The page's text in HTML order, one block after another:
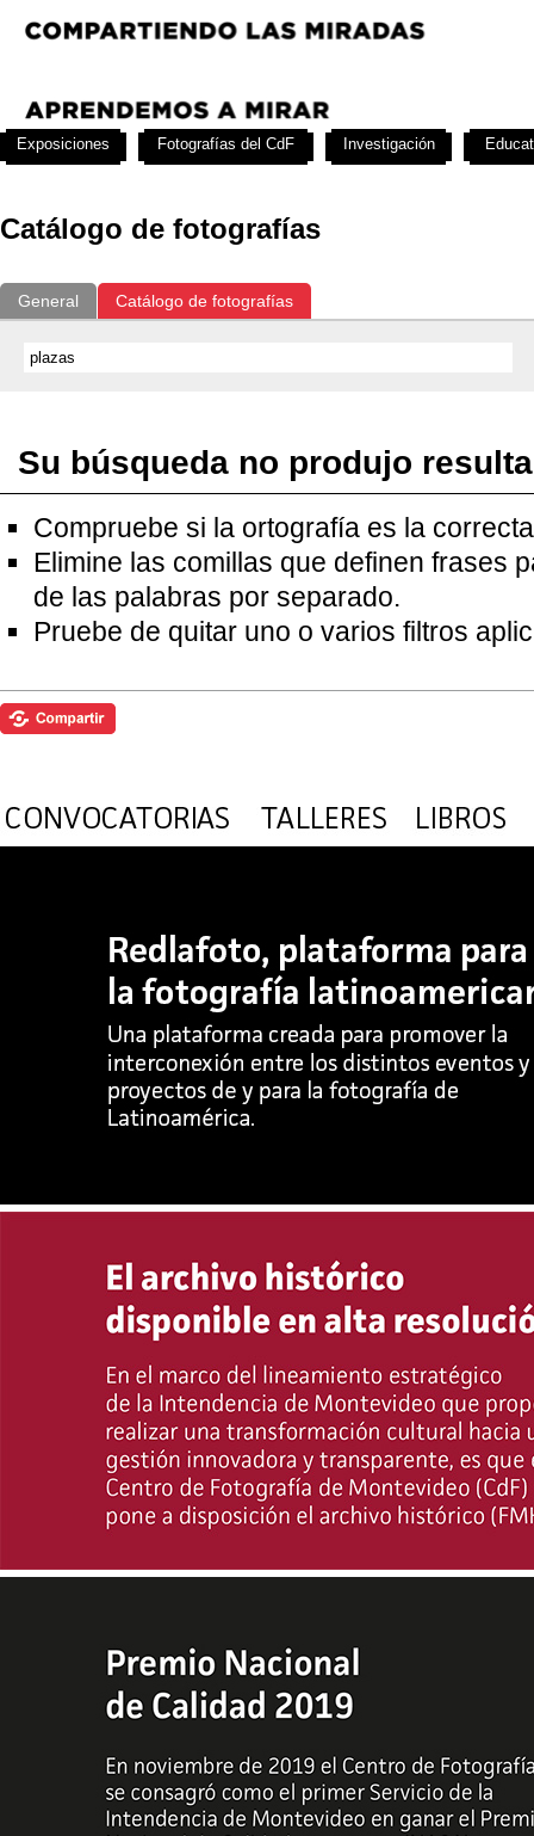
Catálogo de fotografías
General Catálogo de fotografías
Su búsqueda no produjo
Compruebe si la ortografía es la
Elimine las comillas que definen frases
de las palabras por separado.
Pruebe de quitar uno o varios filtros
Exposiciones Fotografías del CdF Investigación